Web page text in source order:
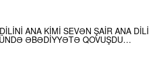
ANA KİMİ SEVƏN ŞAİR ANA DİLİ
ƏBƏDİYYƏTƏ QOVUŞDU…